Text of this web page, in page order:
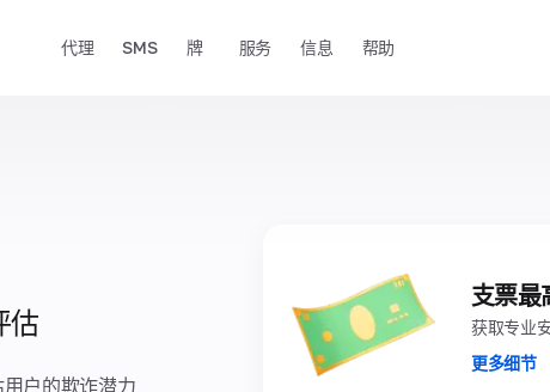
代理 SMS 牌 服务 信息 帮助
估
户的欺诈潜力
支票最
获取专业
更多细节